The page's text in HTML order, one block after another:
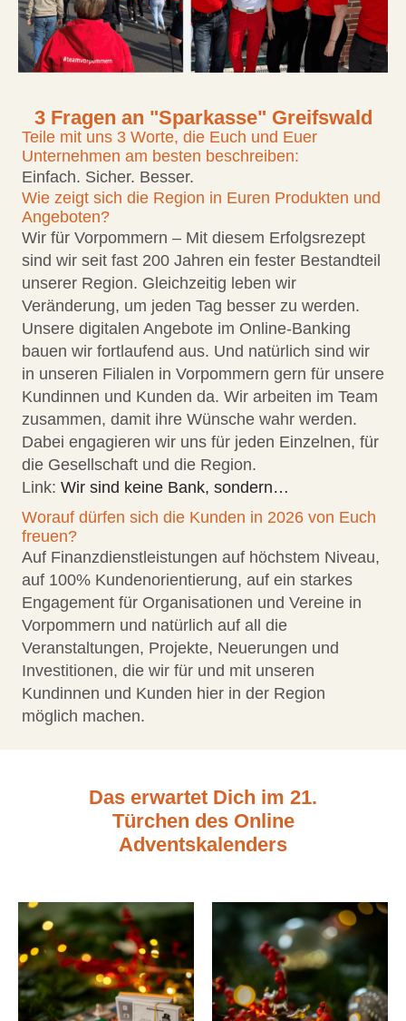
3 Fragen an "Sparkasse" Greifswald
Teile mit uns 3 Worte, die Euch und Euer
Unternehmen am besten beschreiben:
Einfach. Sicher. Besser.
Wie zeigt sich die Region in Euren Produkten und
Angeboten?
Wir für Vorpommern – Mit diesem Erfolgsrezept
sind wir seit fast 200 Jahren ein fester Bestandteil
unserer Region. Gleichzeitig leben wir
Veränderung, um jeden Tag besser zu werden.
Unsere digitalen Angebote im Online-Banking
bauen wir fortlaufend aus. Und natürlich sind wir
in unseren Filialen in Vorpommern gern für unsere
Kundinnen und Kunden da. Wir arbeiten im Team
zusammen, damit ihre Wünsche wahr werden.
Dabei engagieren wir uns für jeden Einzelnen, für
die Gesellschaft und die Region.
Link: Wir sind keine Bank, sondern…
Worauf dürfen sich die Kunden in 2026 von Euch
freuen?
Auf Finanzdienstleistungen auf höchstem Niveau,
auf 100% Kundenorientierung, auf ein starkes
Engagement für Organisationen und Vereine in
Vorpommern und natürlich auf all die
Veranstaltungen, Projekte, Neuerungen und
Investitionen, die wir für und mit unseren
Kundinnen und Kunden hier in der Region
möglich machen.
Das erwartet Dich im 21.
Türchen des Online
Adventskalenders